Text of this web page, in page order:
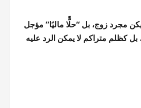
مجرد زوج، بل “حلًّا ماليًا” مؤجل
كظلم متراكم لا يمكن الرد عليه